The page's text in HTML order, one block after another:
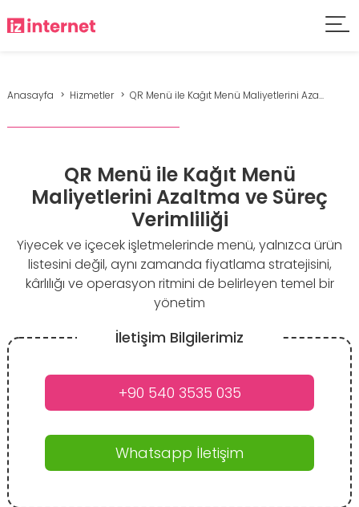
Anasayfa Hizmetler QR Menü ile Kağıt Menü Maliyetlerini Aza...
QR Menü ile Kağıt Menü
Maliyetlerini Azaltma ve Süreç
Verimliliği
Yiyecek ve içecek işletmelerinde menü, yalnızca ürün
listesini değil, aynı zamanda fiyatlama stratejisini,
kârlılığı ve operasyon ritmini de belirleyen temel bir
yönetim
İletişim Bilgilerimiz
+90 540 3535 035
Whatsapp İletişim